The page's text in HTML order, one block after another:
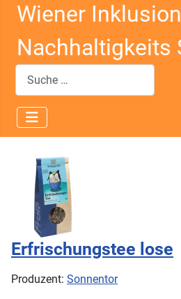
Wiener
Nachhaltigkeits
Suchen
Erfrischungstee lose
Produzent: Sonnentor